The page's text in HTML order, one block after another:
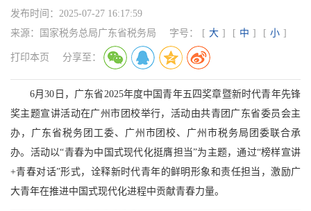
发布时间： 2025-07-27 16:17:59
来源：
国家税务总局广东省税务局 字号： [ 大 ] [ 中 ] [ 小 ]
打印本页 分享至：
6月30日，广东省2025年度中国青年五四奖章暨新时代青年先锋
奖主题宣讲活动在广州市团校举行，活动由共青团广东省委员会主
办，广东省税务团工委、广州市团校、广州市税务局团委联合承
办。活动以“青春为中国式现代化挺膺担当”为主题，通过“榜样宣讲
+青春对话”形式，诠释新时代青年的鲜明形象和责任担当，激励广
大青年在推进中国式现代化进程中贡献青春力量。